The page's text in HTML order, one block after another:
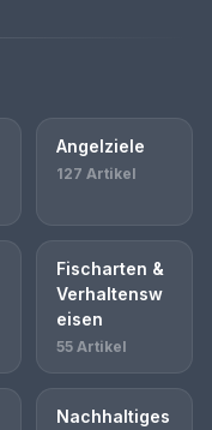
Angelziele
127 Artikel
Fischarten &
Verhaltensw
eisen
55 Artikel
Nachhaltiges